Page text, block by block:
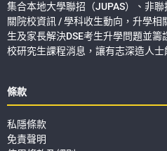
集合本地大學聯招（JUPAS）、非
關院校資訊 / 學科收生動向，升學
生及家長解決DSE考生升學問題並
校研究生課程消息，讓有志深造人士
條款
私隱條款
免責聲明